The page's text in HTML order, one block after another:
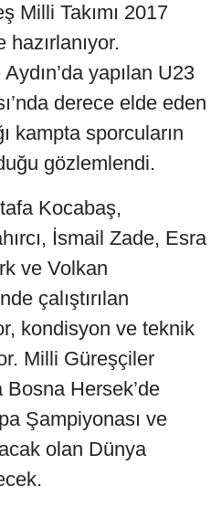
Milli Takımı 2017
hazırlanıyor.
yapılan U23
derece elde eden
kampta sporcuların
gözlemlendi.
Kocabaş,
İsmail Zade, Esra
ve Volkan
çalıştırılan
kondisyon ve teknik
Milli Güreşçiler
Hersek’de
Şampiyonası ve
olan Dünya